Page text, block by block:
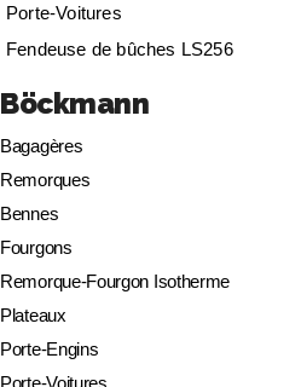
Porte-Voitures
Fendeuse de bûches LS256
Böckmann
Bagagères
Remorques
Bennes
Fourgons
Remorque-Fourgon Isotherme
Plateaux
Porte-Engins
Porte-Voitures